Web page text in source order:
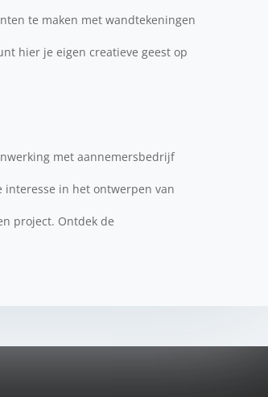
te maken met wandtekeningen
hier je eigen creatieve geest op
met aannemersbedrijf
interesse in het ontwerpen van
project. Ontdek de